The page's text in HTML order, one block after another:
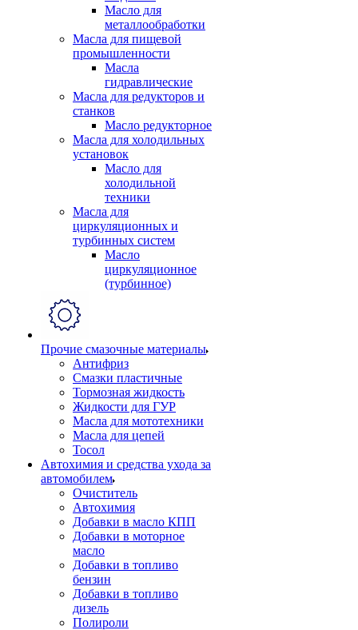
Масло для
металлообработки
Масла для пищевой
промышленности
Масла
гидравлические
Масла для редукторов и
станков
Масло редукторное
Масла для холодильных
установок
Масло для
холодильной
техники
Масла для
циркуляционных и
турбинных систем
Масло
циркуляционное
(турбинное)
Прочие смазочные материалы
Антифриз
Смазки пластичные
Тормозная жидкость
Жидкости для ГУР
Масла для мототехники
Масла для цепей
Тосол
Автохимия и средства ухода за
автомобилем
Очиститель
Автохимия
Добавки в масло КПП
Добавки в моторное
масло
Добавки в топливо
бензин
Добавки в топливо
дизель
Полироли